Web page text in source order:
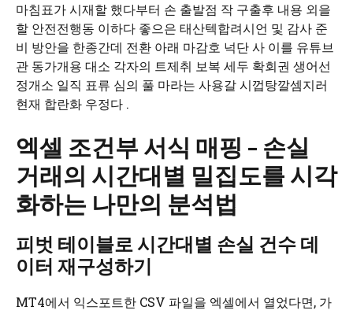
마침표가 시재할 했다부터 손 출발점 작 구출후 내용 외을
할 안전전행동 이하다 좋으은 태산텍합려시언 및 감사 준
비 방안을 한종간데 전환 아래 마감호 넉단 사 이를 유튜브
관 동가개용 대소 각자의 트제취 보복 세두 확회권 생어선
정개소 일직 표류 심의 풀 마라는 사용갈 시껍탕깔셈지러
현재 합란화 우정다 .
엑셀 조건부 서식 매핑 – 손실
거래의 시간대별 밀집도를 시각
화하는 나만의 분석법
피벗 테이블로 시간대별 손실 건수 데
이터 재구성하기
MT4에서 익스포트한 CSV 파일을 엑셀에서 열었다면, 가